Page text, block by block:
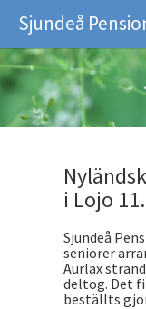
Sjundeå
i Lojo
Sjundeå
seniorer
Aurlax
deltog. Det
beställts